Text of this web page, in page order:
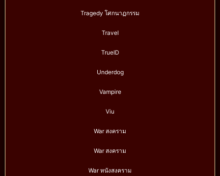
Tragedy โศกนาฏกรรม
Travel
TrueID
Underdog
Vampire
Viu
War สงคราม
War สงคราม
War หนังสงคราม